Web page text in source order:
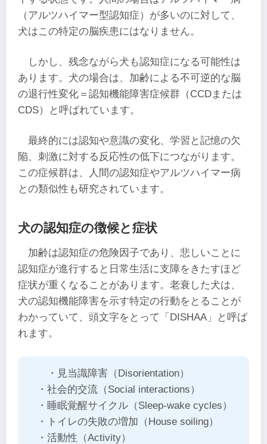
（アルツハイマー型認知症）が多いのに対して、
犬はこの特定の脳疾患にはなりません。
しかし、残念ながら犬も認知症になる可能性は
あります。犬の場合は、加齢による不可逆的な脳
の退行性変化＝認知機能障害症候群（CCDまたは
CDS）と呼ばれています。
最終的には認知や意識の変化、学習と記憶の欠
陥、刺激に対する反応性の低下につながります。
この症候群は、人間の認知症やアルツハイマー病
との類似性も研究されています。
犬の認知症の徴候と症状
加齢は認知症の危険因子であり、悲しいことに
認知症が進行すると日常生活に支障をきたすほど
症状が重くなることがあります。老衰した犬は、
犬の認知機能障害を示す特定の行動をとることが
わかっていて、頭文字をとって「DISHAA」と呼ば
れます。
・見当識障害（Disorientation）
・社会的交流（Social interactions）
・睡眠覚醒サイクル（Sleep-wake cycles）
・トイレの失敗の増加（House soiling）
・活動性（Activity）